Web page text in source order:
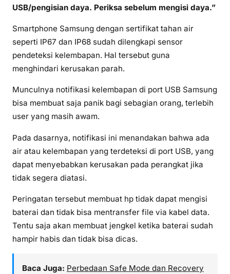
USB/pengisian daya. Periksa sebelum mengisi daya.”
Smartphone Samsung dengan sertifikat tahan air
seperti IP67 dan IP68 sudah dilengkapi sensor
pendeteksi kelembapan. Hal tersebut guna
menghindari kerusakan parah.
Munculnya notifikasi kelembapan di port USB Samsung
bisa membuat saja panik bagi sebagian orang, terlebih
user yang masih awam.
Pada dasarnya, notifikasi ini menandakan bahwa ada
air atau kelembapan yang terdeteksi di port USB, yang
dapat menyebabkan kerusakan pada perangkat jika
tidak segera diatasi.
Peringatan tersebut membuat hp tidak dapat mengisi
baterai dan tidak bisa mentransfer file via kabel data.
Tentu saja akan membuat jengkel ketika baterai sudah
hampir habis dan tidak bisa dicas.
Baca Juga: Perbedaan Safe Mode dan Recovery